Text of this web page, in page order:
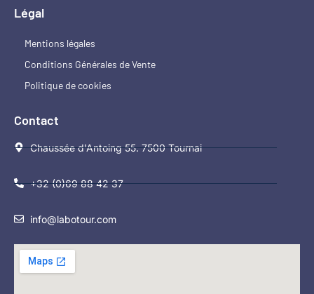
Légal
Mentions légales
Conditions Générales de Vente
Politique de cookies
Contact
Chaussée d'Antoing 55. 7500 Tournai
+32 (0)69 88 42 37
info@labotour.com